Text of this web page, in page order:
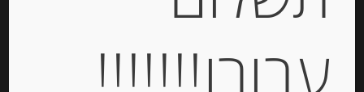
עבורו!!!!!!!